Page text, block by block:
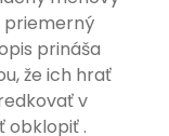
priemerný
prináša
že ich hrať
v
obklopiť .